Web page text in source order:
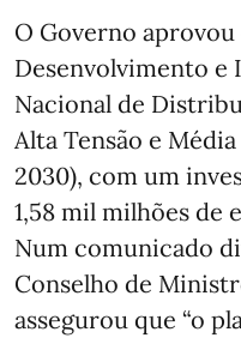
O Governo aprovou
Desenvolvimento e
Nacional de
Alta Tensão e
2030), com um
1,58 mil milhões de
Num comunicado
Conselho de
assegurou que “o